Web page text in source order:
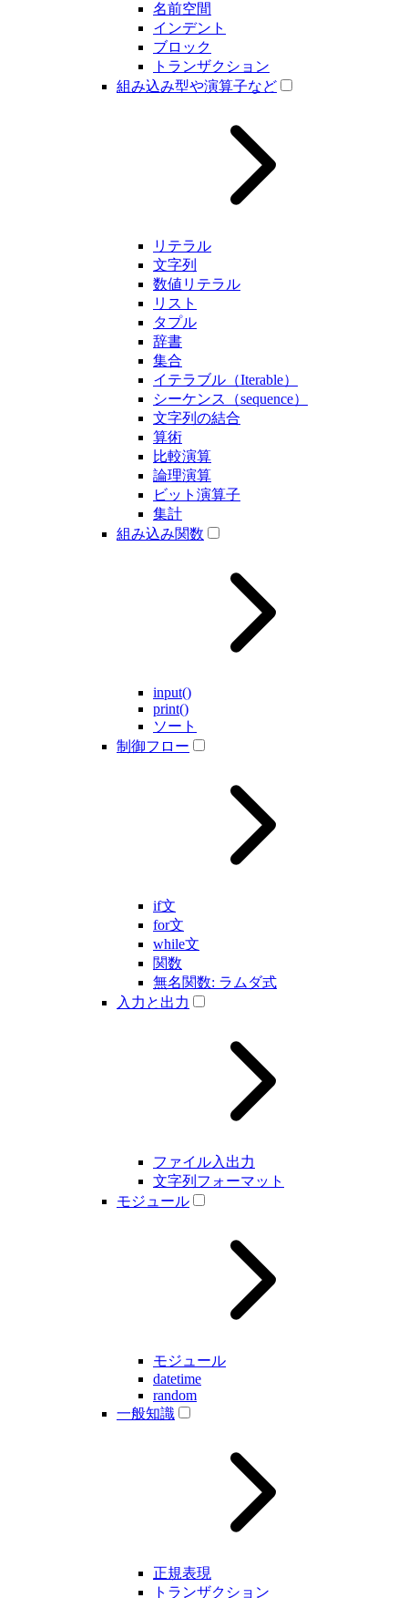
名前空間
インデント
ブロック
トランザクション
組み込み型や演算子など
リテラル
文字列
数値リテラル
リスト
タプル
辞書
集合
イテラブル（Iterable）
シーケンス（sequence）
文字列の結合
算術
比較演算
論理演算
ビット演算子
集計
組み込み関数
input()
print()
ソート
制御フロー
if文
for文
while文
関数
無名関数: ラムダ式
入力と出力
ファイル入出力
文字列フォーマット
モジュール
モジュール
datetime
random
一般知識
正規表現
トランザクション